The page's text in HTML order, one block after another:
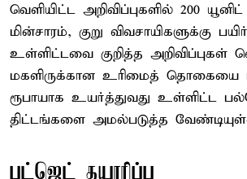
வெளியிட்ட அறிவிப்புகளில் 200
மின்சாரம், குறு விவசாயிகளுக்கு
உள்ளிட்டவை குறித்த அறிவிப்புகள்
மகளிருக்கான உரிமைத் தொகையை
ரூபாயாக உயர்த்துவது உள்ளிட்ட
திட்டங்களை அமல்படுத்த
பட்ஜெட் தயாரிப்பு